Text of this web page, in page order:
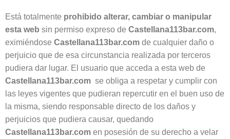
Está totalmente prohibido alterar, cambiar o manipular
esta web sin permiso expreso de Castellana113bar.com,
eximiéndose Castellana113bar.com de cualquier daño o
perjuicio que de esa circunstancia realizada por terceros
pudiera dar lugar. El usuario que acceda a esta web de
Castellana113bar.com se obliga a respetar y cumplir con
las leyes vigentes que pudieran repercutir en el buen uso de
la misma, siendo responsable directo de los daños y
perjuicios que pudiera causar, quedando
Castellana113bar.com en posesión de su derecho a velar